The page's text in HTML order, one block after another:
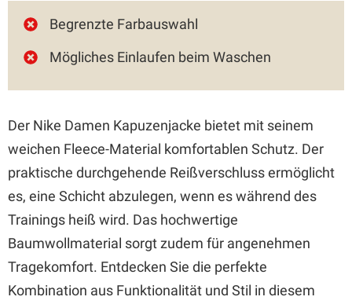
Begrenzte Farbauswahl
Mögliches Einlaufen beim Waschen
Der Nike Damen Kapuzenjacke bietet mit seinem
weichen Fleece-Material komfortablen Schutz. Der
praktische durchgehende Reißverschluss ermöglicht
es, eine Schicht abzulegen, wenn es während des
Trainings heiß wird. Das hochwertige
Baumwollmaterial sorgt zudem für angenehmen
Tragekomfort. Entdecken Sie die perfekte
Kombination aus Funktionalität und Stil in diesem